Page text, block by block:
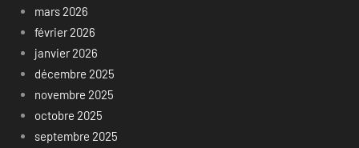
mars 2026
février 2026
janvier 2026
décembre 2025
novembre 2025
octobre 2025
septembre 2025